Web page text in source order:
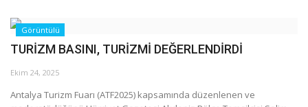
Görüntülü
TURİZM BASINI, TURİZMİ DEĞERLENDİRDİ
Ekim 24, 2025
Antalya Turizm Fuarı (ATF2025) kapsamında düzenlenen ve